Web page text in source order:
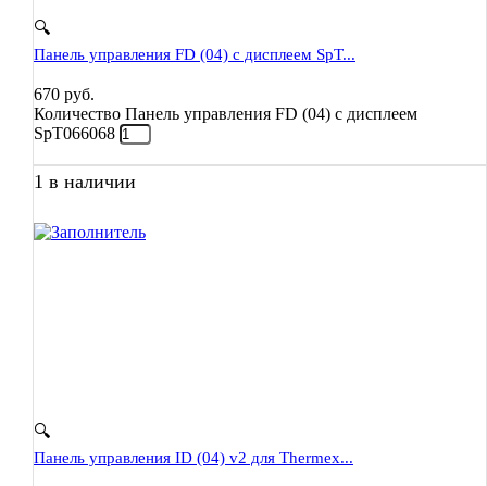
🔍
Панель управления FD (04) с дисплеем SpT...
670 руб.
Количество Панель управления FD (04) с дисплеем
SpT066068
1 в наличии
🔍
Панель управления ID (04) v2 для Thermex...